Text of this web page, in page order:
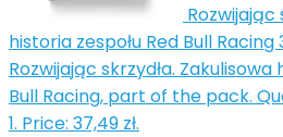
Rozwijając
historia zespołu Red Bull Racing
Rozwijając skrzydła. Zakulisowa
Bull Racing, part of the pack.
1. Price: 37,49 zł.